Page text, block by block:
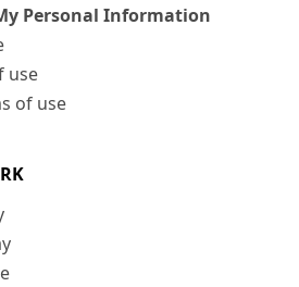
Personal Information
use
of use